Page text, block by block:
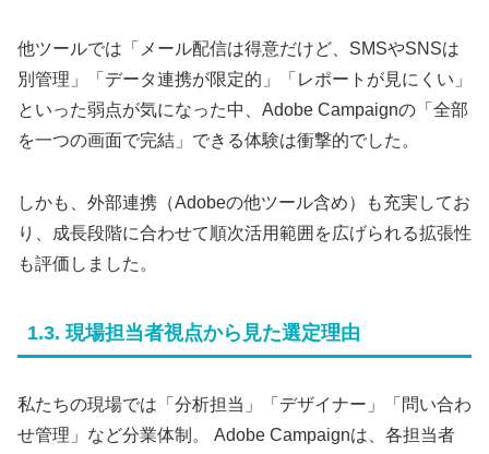
他ツールでは「メール配信は得意だけど、SMSやSNSは
別管理」「データ連携が限定的」「レポートが見にくい」
といった弱点が気になった中、Adobe Campaignの「全部
を一つの画面で完結」できる体験は衝撃的でした。
しかも、外部連携（Adobeの他ツール含め）も充実してお
り、成長段階に合わせて順次活用範囲を広げられる拡張性
も評価しました。
1.3. 現場担当者視点から見た選定理由
私たちの現場では「分析担当」「デザイナー」「問い合わ
せ管理」など分業体制。 Adobe Campaignは、各担当者